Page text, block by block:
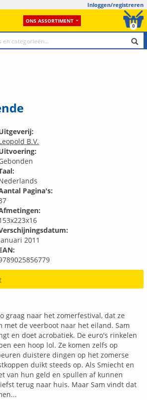
Inloggen/registreren
ONS ASSORTIMENT
0
B.V.
Pagina's:
2011
graag naar het zomerfestival, dat ze
met de veerboot naar het eiland. Sam
en doet acrobatiek. De euro's rinkelen
een hoop lol. Ze komen zelfs op
duistere dingen op het zomerse
duikt steeds op. Als Smiecht en
van hun geld en spullen af kunnen
terug naar huis. Maar Sam vindt dat